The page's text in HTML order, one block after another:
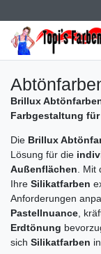
Brillux
Farbgestaltung
Die Brillux
Lösung für die
Außenflächen .
Ihre Silikatfarben
Anforderungen
Pastellnuance ,
Erdtönung
sich Silikatfarben